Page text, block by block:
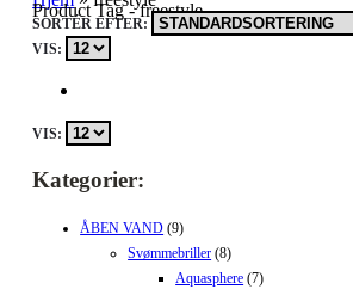
Product Tag - freestyle
SORTÉR EFTER:
VIS:
VIS:
Kategorier:
ÅBEN VAND (9)
Svømmebriller (8)
Aquasphere (7)